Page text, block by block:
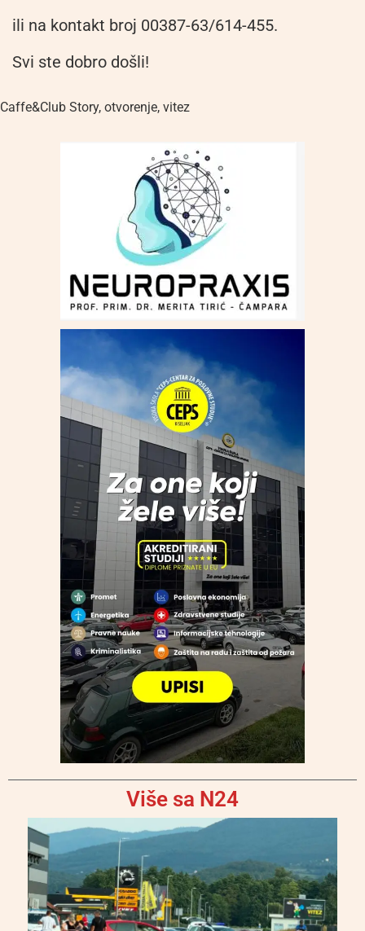
ili na kontakt broj 00387-63/614-455.
Svi ste dobro došli!
Caffe&Club Story, otvorenje, vitez
Više sa N24